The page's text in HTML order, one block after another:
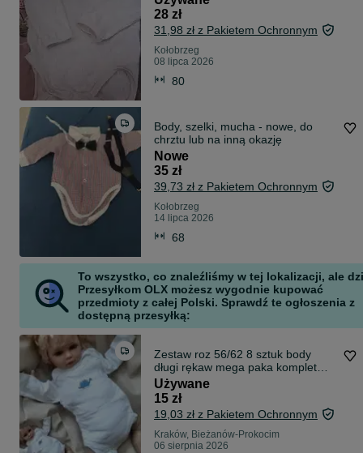
28 zł
31,98 zł z Pakietem Ochronnym
Kołobrzeg
08 lipca 2026
80
Body, szelki, mucha - nowe, do
chrztu lub na inną okazję
Nowe
35 zł
39,73 zł z Pakietem Ochronnym
Kołobrzeg
14 lipca 2026
68
To wszystko, co znaleźliśmy w tej lokalizacji, ale
Przesyłkom OLX możesz wygodnie kupować
przedmioty z całej Polski. Sprawdź te ogłoszenia z
dostępną przesyłką:
Zestaw roz 56/62 8 sztuk body
długi rękaw mega paka komplet
wyprawka
Używane
15 zł
19,03 zł z Pakietem Ochronnym
Kraków, Bieżanów-Prokocim
06 sierpnia 2026